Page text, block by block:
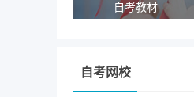
自考教材
自考网校